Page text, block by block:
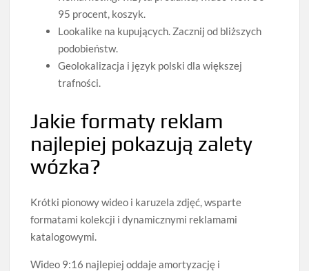
95 procent, koszyk.
Lookalike na kupujących. Zacznij od bliższych
podobieństw.
Geolokalizacja i język polski dla większej
trafności.
Jakie formaty reklam
najlepiej pokazują zalety
wózka?
Krótki pionowy wideo i karuzela zdjęć, wsparte
formatami kolekcji i dynamicznymi reklamami
katalogowymi.
Wideo 9:16 najlepiej oddaje amortyzację i